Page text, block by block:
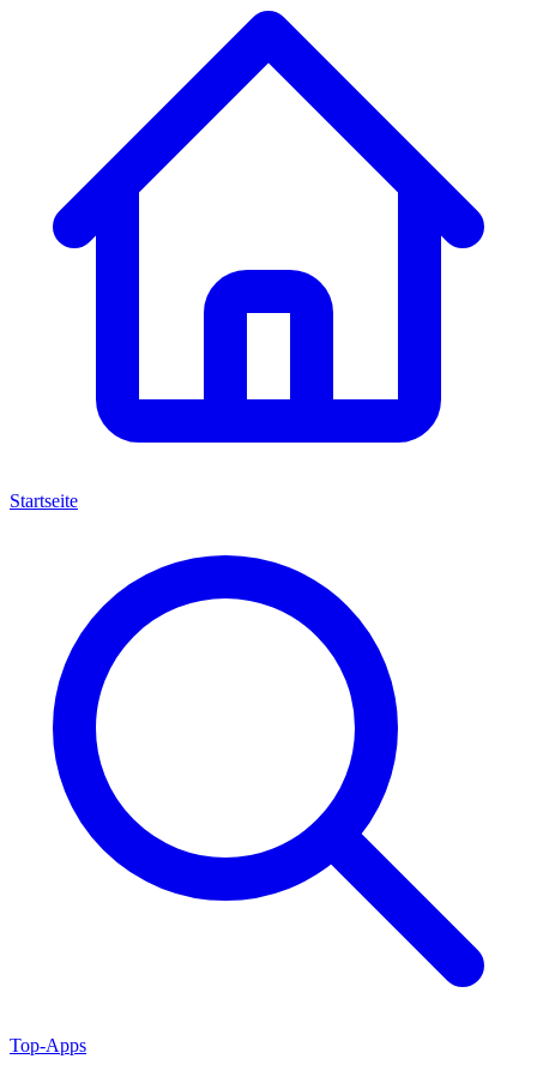
Startseite
Top-Apps